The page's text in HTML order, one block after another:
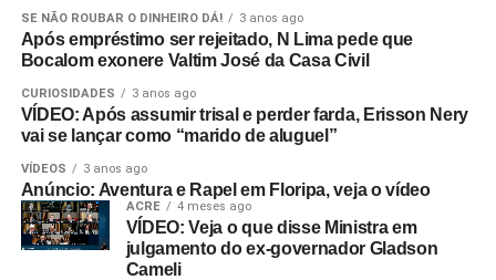
SE NÃO ROUBAR O DINHEIRO DÁ! 3 anos ago
Após empréstimo ser rejeitado, N Lima pede que
Bocalom exonere Valtim José da Casa Civil
CURIOSIDADES 3 anos ago
VÍDEO: Após assumir trisal e perder farda, Erisson Nery
vai se lançar como “marido de aluguel”
VÍDEOS 3 anos ago
Anúncio: Aventura e Rapel em Floripa, veja o vídeo
ACRE 4 meses ago
VÍDEO: Veja o que disse Ministra em
julgamento do ex-governador Gladson
Cameli